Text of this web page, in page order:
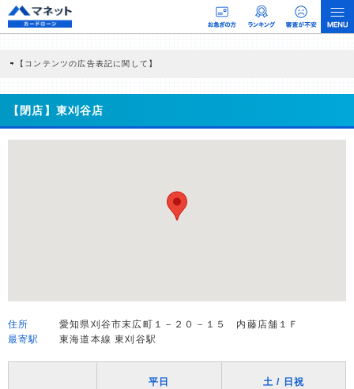
【コンテンツの広告表記に関して】
商品を根拠なくPRするものではなく、当編集部の調査／ユーザーへの口コミ収集な
どに基づき、公平性を担保した情報提供を行っています。
>提携企業一覧
【閉店】東刈谷店
住所
愛知県刈谷市末広町１－２０－１５ 内藤店舗１Ｆ
最寄駅
東海道本線 東刈谷駅
平日 土 / 日祝